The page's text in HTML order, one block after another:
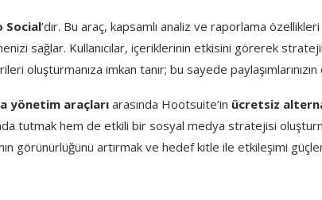
Social’dır. Bu araç, kapsamlı analiz ve raporlama
sağlar. Kullanıcılar, içeriklerinin etkisini görerek
oluşturmanıza imkan tanır; bu sayede
yönetim araçları arasında Hootsuite’in ücretsiz
tutmak hem de etkili bir sosyal medya stratejisi
görünürlüğünü artırmak ve hedef kitle ile etkileşimi